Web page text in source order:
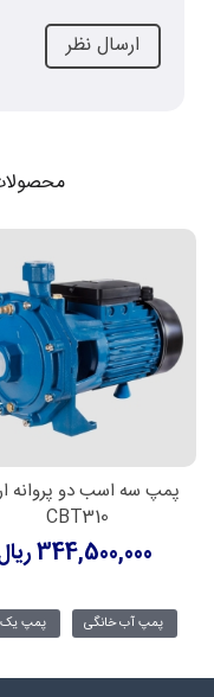
پمپ سه اسب دو پروانه
CBT310
344,500,000 ریال
پمپ آب خانگی پمپ